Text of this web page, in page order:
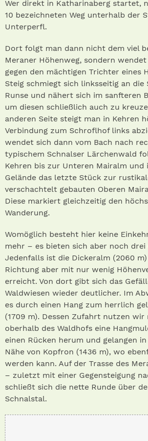
Wer direkt in Katharinaberg startet,
10 bezeichneten Weg unterhalb der
Unterperfl.
Dort folgt man dann nicht dem viel
Meraner Höhenweg, sondern
gegen den mächtigen Trichter eines
Steig schmiegt sich linksseitig an die
Runse und nähert sich im sanfteren
um diesen schließlich auch zu
anderen Seite steigt man in Kehren
Verbindung zum Schroflhof links
wendet sich dann vom Bach nach
typischem Schnalser Lärchenwald
Kehren bis zur Unteren Mairalm und
Gelände das letzte Stück zur
verschachtelt gebauten Oberen
Diese markiert gleichzeitig den
Wanderung.
Womöglich besteht hier keine
mehr – es bieten sich aber noch drei
Jedenfalls ist die Dickeralm (2060
Richtung aber mit nur wenig
erreicht. Von dort gibt sich das
Waldwiesen wieder deutlicher. Im
es durch einen Hang zum herrlich
(1709 m). Dessen Zufahrt nutzen
oberhalb des Waldhofs eine
einen Rücken herum und gelangen
Nähe von Kopfron (1436 m), wo
werden kann. Auf der Trasse des
– zuletzt mit einer Gegensteigung
schließt sich die nette Runde über
Schnalstal.